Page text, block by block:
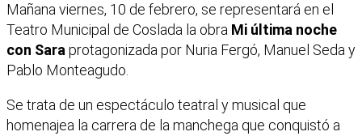
Mañana viernes, 10 de febrero, se representará en el
Teatro Municipal de Coslada la obra Mi última noche
con Saraprotagonizada por Nuria Fergó, Manuel Seda y
Pablo Monteagudo.
Se trata de un espectáculo teatral y musical que
homenajea la carrera de la manchega que conquistó a